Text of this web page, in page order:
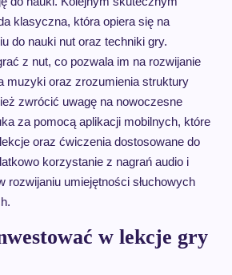
klasyczna, która opiera się na
do nauki nut oraz techniki gry.
z nut, co pozwala im na rozwijanie
muzyki oraz zrozumienia struktury
zwrócić uwagę na nowoczesne
za pomocą aplikacji mobilnych, które
oraz ćwiczenia dostosowane do
korzystanie z nagrań audio i
rozwijaniu umiejętności słuchowych
w lekcje gry